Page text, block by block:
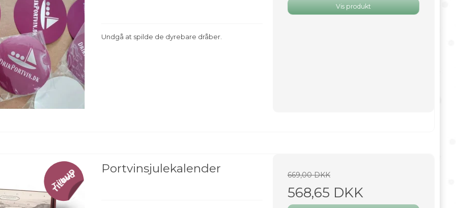
Undgå at spilde de dyrebare dråber.
Vis produkt
Tilbud
Portvinsjulekalender 669,00 DKK
568,65 DKK